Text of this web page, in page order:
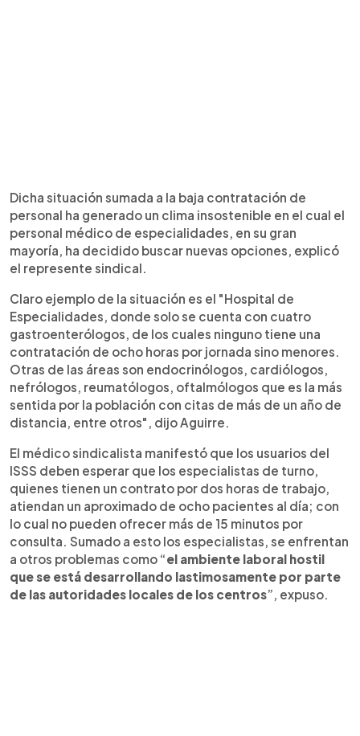
Dicha situación sumada a la baja contratación de
personal ha generado un clima insostenible en el cual el
personal médico de especialidades, en su gran
mayoría, ha decidido buscar nuevas opciones, explicó
el represente sindical.
Claro ejemplo de la situación es el "Hospital de
Especialidades, donde solo se cuenta con cuatro
gastroenterólogos, de los cuales ninguno tiene una
contratación de ocho horas por jornada sino menores.
Otras de las áreas son endocrinólogos, cardiólogos,
nefrólogos, reumatólogos, oftalmólogos que es la más
sentida por la población con citas de más de un año de
distancia, entre otros", dijo Aguirre.
El médico sindicalista manifestó que los usuarios del
ISSS deben esperar que los especialistas de turno,
quienes tienen un contrato por dos horas de trabajo,
atiendan un aproximado de ocho pacientes al día; con
lo cual no pueden ofrecer más de 15 minutos por
consulta. Sumado a esto los especialistas, se enfrentan
a otros problemas como “el ambiente laboral hostil
que se está desarrollando lastimosamente por parte
de las autoridades locales de los centros”, expuso.